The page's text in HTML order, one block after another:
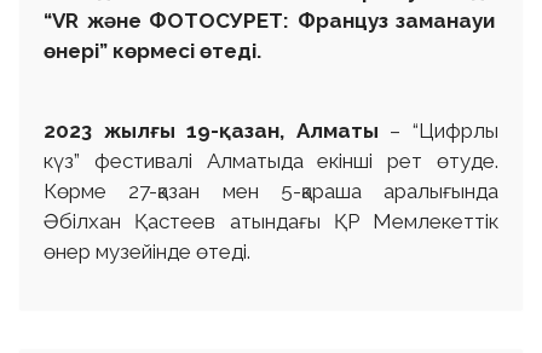
09 Қазан 2023
КОНФЕРЕНЦИЯ БАГДАРЛАМАСЫ
ПРОГРАММА КОНФЕРЕНЦИИ
МИССИЯ МУЗЕЯ НА СОВРЕМЕННОМ ЭТАПЕ